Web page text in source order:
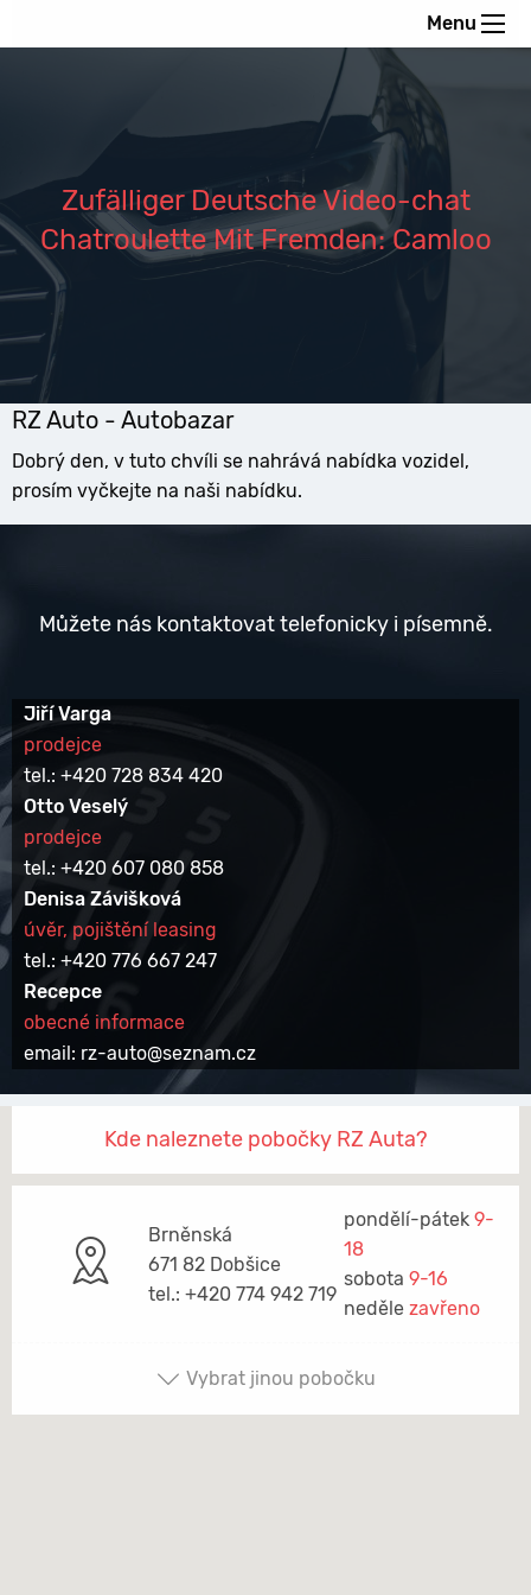
Menu
Zufälliger Deutsche Video-chat
Chatroulette Mit Fremden: Camloo
RZ Auto - Autobazar
Dobrý den, v tuto chvíli se nahrává nabídka vozidel,
prosím vyčkejte na naši nabídku.
Můžete nás kontaktovat telefonicky i písemně.
Jiří Varga
prodejce
tel.: +420 728 834 420
Otto Veselý
prodejce
tel.: +420 607 080 858
Denisa Závišková
úvěr, pojištění leasing
tel.: +420 776 667 247
Recepce
obecné informace
email: rz-auto@seznam.cz
Kde naleznete pobočky RZ Auta?
Brněnská
671 82 Dobšice
tel.: +420 774 942 719
pondělí-pátek 9-
18
sobota 9-16
neděle zavřeno
Vybrat jinou pobočku